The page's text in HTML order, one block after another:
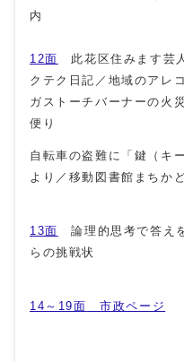
内
12面
此花区住みます芸
クテク日記／地域のアレ
ガストーチバーナーの火
便り
自転車の盗難に「鍵（キ
より／移動図書館まちか
13面
論理的思考で答え
らの挑戦状
14～19面 市政ページ